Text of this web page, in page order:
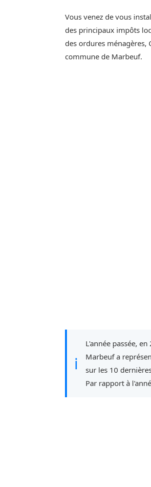
Vous venez de vous
des principaux impôts
des ordures ménagères,
commune de Marbeuf.
ℹ
L'année passée,
Marbeuf a
sur les 10
Par rapport à